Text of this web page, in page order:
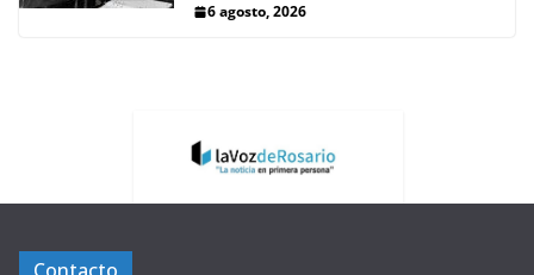
6 agosto, 2026